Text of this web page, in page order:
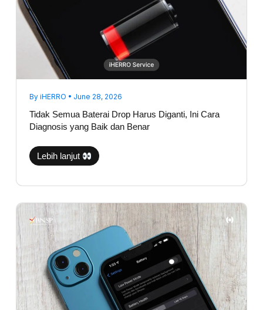
By iHERRO • June 28, 2026
Tidak Semua Baterai Drop Harus Diganti, Ini Cara
Diagnosis yang Baik dan Benar
Diagnosis
yang
Baik
dan
Benar
Lebih lanjut
Battery
Health
Masih
85%,
Tapi
iPhone
Cepat
Habis?
Ini
Penyebab
Sebenarnya